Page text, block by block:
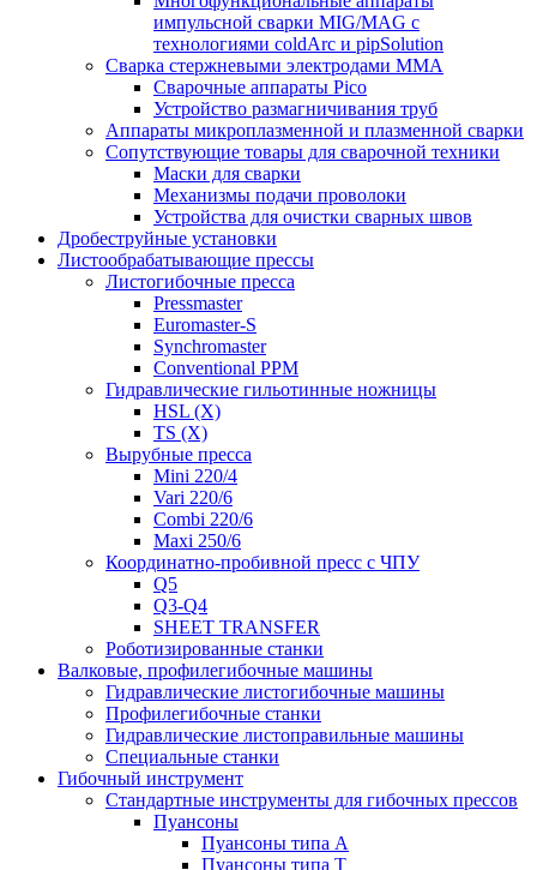
импульсной сварки MIG/MAG с
технологиями coldArc и pipSolution
Сварка стержневыми электродами MMA
Сварочные аппараты Pico
Устройство размагничивания труб
Аппараты микроплазменной и плазменной сварки
Сопутствующие товары для сварочной техники
Маски для сварки
Механизмы подачи проволоки
Устройства для очистки сварных швов
Дробеструйные установки
Листообрабатывающие прессы
Листогибочные пресса
Pressmaster
Euromaster-S
Synchromaster
Conventional PPM
Гидравлические гильотинные ножницы
HSL (X)
TS (X)
Вырубные пресса
Mini 220/4
Vari 220/6
Combi 220/6
Maxi 250/6
Координатно-пробивной пресс с ЧПУ
Q5
Q3-Q4
SHEET TRANSFER
Роботизированные станки
Валковые, профилегибочные машины
Гидравлические листогибочные машины
Профилегибочные станки
Гидравлические листоправильные машины
Специальные станки
Гибочный инструмент
Стандартные инструменты для гибочных прессов
Пуансоны
Пуансоны типа A
Пуансоны типа T